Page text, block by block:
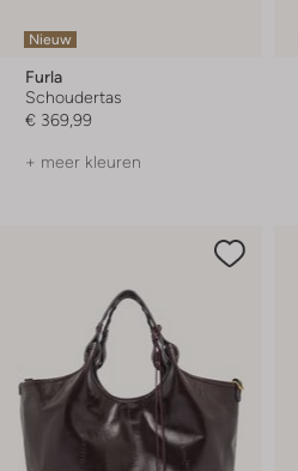
Nieuw
Furla
Schoudertas
€ 369,99
+ meer kleuren